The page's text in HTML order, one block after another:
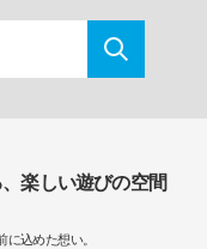
楽しい遊びの空間
込めた想い。